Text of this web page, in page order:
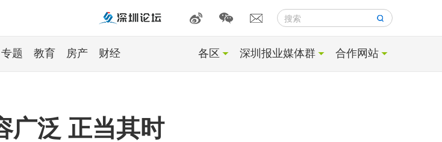
搜索
专题 教育 房产 财经 各区 深圳报业媒体群 合作网站
广泛 正当其时